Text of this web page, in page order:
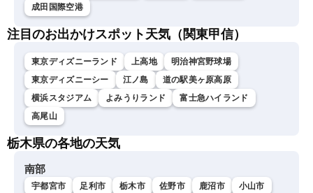
成田国際空港
注目のお出かけスポット天気（関東甲信）
東京ディズニーランド 上高地
明治神宮野球場
東京ディズニーシー
江ノ島
道の駅美ヶ原高原
横浜スタジアム
よみうりランド
富士急ハイランド
高尾山
栃木県の各地の天気
南部
宇都宮市 足利市 栃木市 佐野市 鹿沼市
小山市